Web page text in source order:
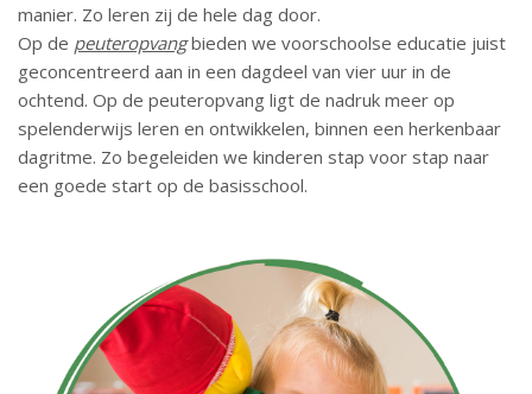
manier. Zo leren zij de hele dag door.
Op de peuteropvangbieden we voorschoolse educatie juist
geconcentreerd aan in een dagdeel van vier uur in de
ochtend. Op de peuteropvang ligt de nadruk meer op
spelenderwijs leren en ontwikkelen, binnen een herkenbaar
dagritme. Zo begeleiden we kinderen stap voor stap naar
een goede start op de basisschool.